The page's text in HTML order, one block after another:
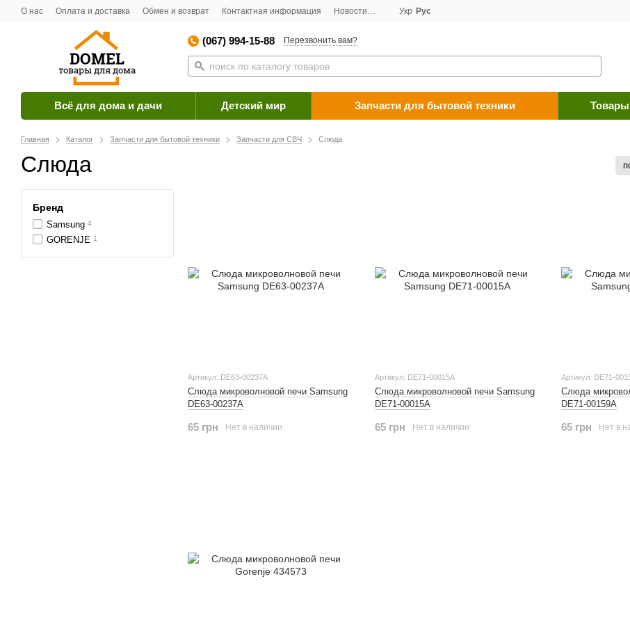
О нас Оплата и доставка Обмен и возврат Контактная информация Новости Договор публичной оферты
Укр Рус
(067) 994-15-88 Перезвонить вам?
Всё для дома и дачи Детский мир Запчасти для бытовой техники
Главная Каталог Запчасти для бытовой техники Запчасти для СВЧ Слюда
Слюда
Артикул: DE63-00237A
Слюда микроволновой печи Samsung
DE63-00237A
65 грн Нет в наличии
Артикул: DE71-00015A
Слюда микроволновой печи Samsung
DE71-00015A
65 грн Нет в наличии
Артикул: DE71-
Слюда
DE71-00159A
65 грн Нет в
Бренд
Samsung 4
GORENJE 1